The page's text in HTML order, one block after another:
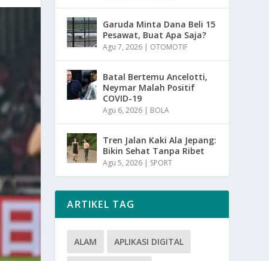
Garuda Minta Dana Beli 15
Pesawat, Buat Apa Saja?
Agu 7, 2026 | OTOMOTIF
Batal Bertemu Ancelotti,
Neymar Malah Positif
COVID-19
Agu 6, 2026 | BOLA
Tren Jalan Kaki Ala Jepang:
Bikin Sehat Tanpa Ribet
Agu 5, 2026 | SPORT
ARTIKEL TAG
ALAM APLIKASI DIGITAL